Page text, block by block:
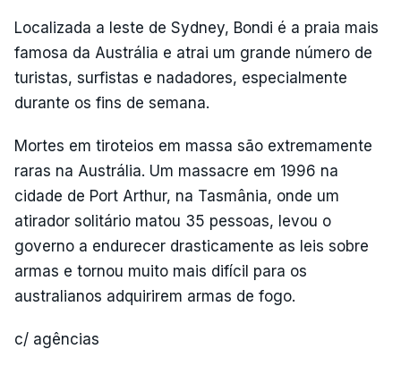
Localizada a leste de Sydney, Bondi é a praia mais
famosa da Austrália e atrai um grande número de
turistas, surfistas e nadadores, especialmente
durante os fins de semana.
Mortes em tiroteios em massa são extremamente
raras na Austrália. Um massacre em 1996 na
cidade de Port Arthur, na Tasmânia, onde um
atirador solitário matou 35 pessoas, levou o
governo a endurecer drasticamente as leis sobre
armas e tornou muito mais difícil para os
australianos adquirirem armas de fogo.
c/ agências